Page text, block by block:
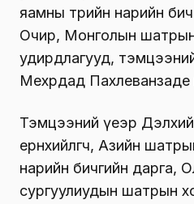
яамны төрийн нарийн
Очир, Монголын
удирдлагууд,
Мехрдад
Тэмцээний үеэр
ерөнхийлөгч, Азийн
нарийн бичгийн дарга,
сургуулиудын шатрын